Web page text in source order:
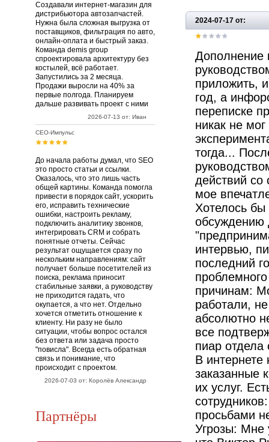
Создавали интернет-магазин для
дистрибьютора автозапчастей.
Нужна была сложная выгрузка от
поставщиков, фильтрация по авто,
онлайн-оплата и быстрый заказ.
Команда demis group
спроектировала архитектуру без
костылей, всё работает.
Запустились за 2 месяца.
Продажи выросли на 40% за
первые полгода. Планируем
дальше развивать проект с ними
2026-07-13 от: Иван
СЕО-Импульс
До начала работы думал, что SEO
это просто статьи и ссылки.
Оказалось, что это лишь часть
общей картины. Команда помогла
привести в порядок сайт, ускорить
его, исправить технические
ошибки, настроить рекламу,
подключить аналитику звонков,
интегрировать CRM и собрать
понятные отчеты. Сейчас
результат ощущается сразу по
нескольким направлениям: сайт
получает больше посетителей из
поиска, реклама приносит
стабильные заявки, а руководству
не приходится гадать, что
окупается, а что нет. Отдельно
хочется отметить отношение к
клиенту. Ни разу не было
ситуации, чтобы вопрос остался
без ответа или задача просто
"повисла". Всегда есть обратная
связь и понимание, что
происходит с проектом.
2026-07-03 от: Королёв Александр
Партнёры
2024-07-17 от:
Дополнение
приложить,
год, а
переписке
никак не
тогда...
действий со
мое
Хотелось
обсуждению
интервью,
последний
причинам:
работали,
абсолютно
все
пиар
В
заказанные
их услуг.
просьбами
Угрозы: Мне